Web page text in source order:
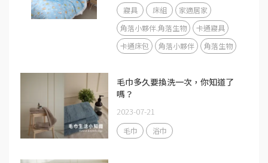
寢具 床組
家適居家
角落小夥伴.角落生物
卡通寢具
卡通床包
角落小夥伴 角落生物
毛巾多久要換洗一次，你知道了
嗎？
2023-07-21
毛巾 浴巾